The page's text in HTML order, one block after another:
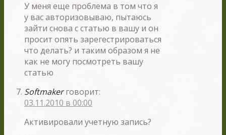
У меня еще проблема в том что я
у вас авторизовываю, пытаюсь
зайти снова с статью в вашу и он
просит опять зарегестрироваться
что делать? и таким образом я не
как не могу посмотреть вашу
статью
Softmaker говорит:
03.11.2010 в 00:00
Активировали учетную запись?